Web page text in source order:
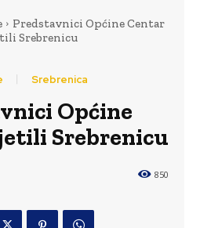
Predstavnici Općine Centar
Srebrenicu
Srebrenica
Općine
Srebrenicu
850